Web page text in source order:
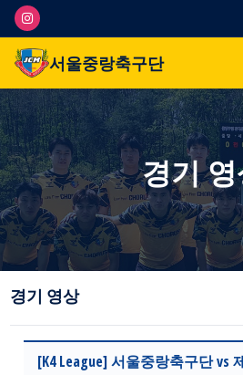
서울중랑축구단
경기
경기 영상
[K4 League] 서울중랑축구단 vs